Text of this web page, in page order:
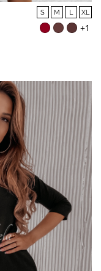
S M L XL
+1